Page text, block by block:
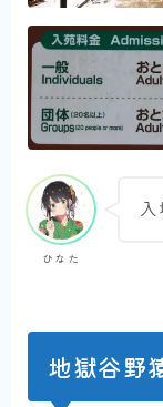
ひなた
入
地獄谷野